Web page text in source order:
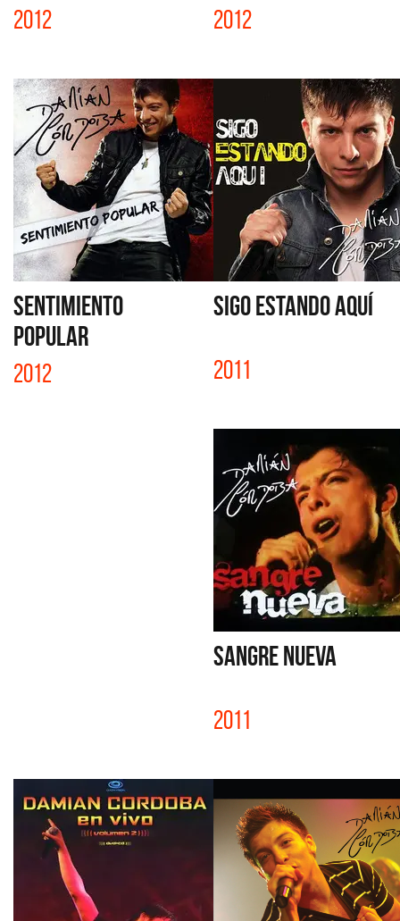
2012 2012
SENTIMIENTO
POPULAR
2012
SIGO ESTANDO AQUÍ
2011
SANGRE NUEVA
2011